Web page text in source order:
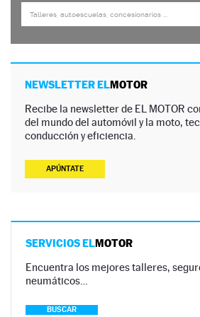
NEWSLETTER ELMOTOR
Recibe la newsletter de EL MOTOR
del mundo del automóvil y la moto,
conducción y eficiencia.
APÚNTATE
SERVICIOS ELMOTOR
Encuentra los mejores talleres,
neumáticos…
BUSCAR